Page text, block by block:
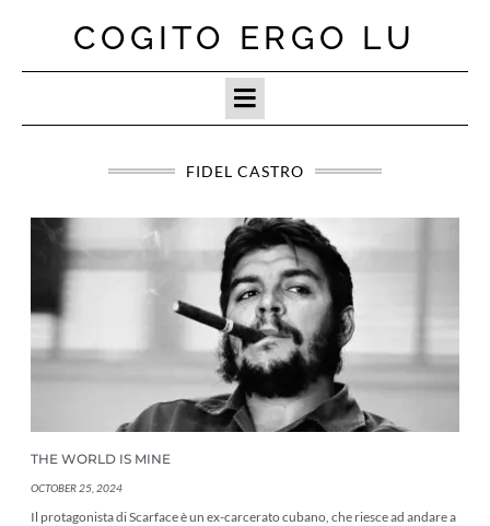
COGITO ERGO LU
FIDEL CASTRO
THE WORLD IS MINE
OCTOBER 25, 2024
Il protagonista di Scarface è un ex-carcerato cubano, che riesce ad andare a